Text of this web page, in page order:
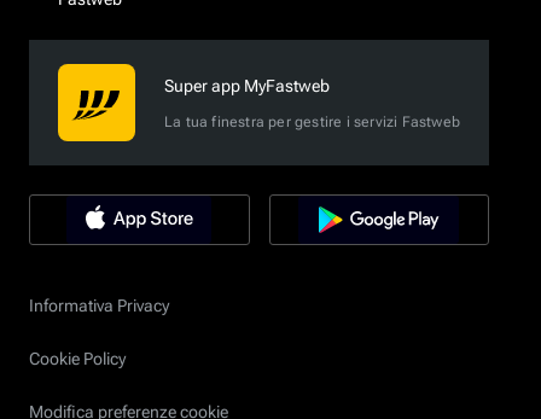
Super app MyFastweb
La tua finestra per gestire i servizi Fastweb
Informativa Privacy
Cookie Policy
Modifica preferenze cookie